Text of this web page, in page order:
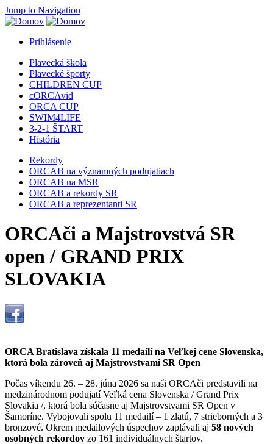
Jump to Navigation
Prihlásenie
Plavecká škola
Plavecké športy
CHILDREN CUP
cORCAvid
ORCA CUP
SWIM4LIFE
3-2-1 ŠTART
História
Rekordy
ORCAB na významných podujatiach
ORCAB na MSR
ORCAB a rekordy SR
ORCAB a reprezentanti SR
ORCAči a Majstrovstvá SR
open / GRAND PRIX
SLOVAKIA
ORCA Bratislava získala 11 medailí na Veľkej cene Slovenska,
ktorá bola zároveň aj Majstrovstvami SR Open
Počas víkendu 26. – 28. júna 2026 sa naši ORCAči predstavili na
medzinárodnom podujatí Veľká cena Slovenska / Grand Prix
Slovakia /, ktorá bola súčasne aj Majstrovstvami SR Open v
Šamoríne. Vybojovali spolu 11 medailí – 1 zlatú, 7 strieborných a 3
bronzové. Okrem medailových úspechov zaplávali aj 58 nových
osobných rekordov zo 161 individuálnych štartov.